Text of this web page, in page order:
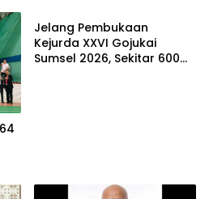
Jelang Pembukaan
Kejurda XXVI Gojukai
Sumsel 2026, Sekitar 600